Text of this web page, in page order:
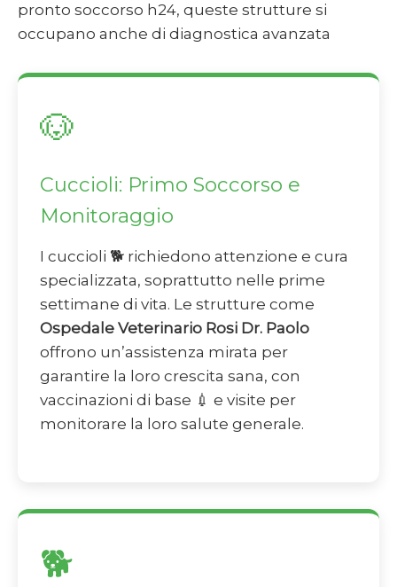
pronto soccorso h24, queste strutture si
occupano anche di diagnostica avanzata
🐶
Cuccioli: Primo Soccorso e
Monitoraggio
I cuccioli 🐕 richiedono attenzione e cura
specializzata, soprattutto nelle prime
settimane di vita. Le strutture come
Ospedale Veterinario Rosi Dr. Paolo
offrono un’assistenza mirata per
garantire la loro crescita sana, con
vaccinazioni di base 💉 e visite per
monitorare la loro salute generale.
🐕